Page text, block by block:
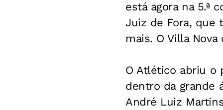
está agora na 5.ª
Juiz de Fora, que
mais. O Villa
O Atlético abriu o
dentro da grande
André Luiz